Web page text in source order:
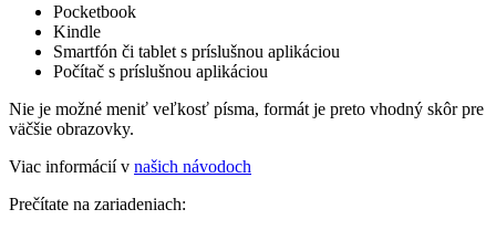
Pocketbook
Kindle
Smartfón či tablet s príslušnou aplikáciou
Počítač s príslušnou aplikáciou
Nie je možné meniť veľkosť písma, formát je preto vhodný skôr pre
väčšie obrazovky.
Viac informácií v našich návodoch
Prečítate na zariadeniach: